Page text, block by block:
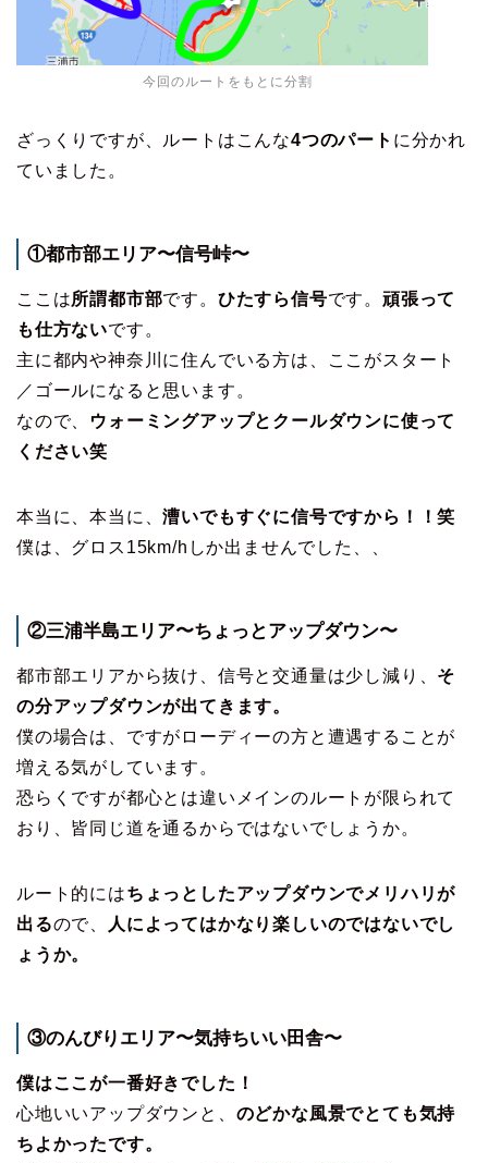
今回のルートをもとに分割
ざっくりですが、ルートはこんな4つのパート に分かれ
ていました。
①都市部エリア〜信号峠〜
ここは所謂都市部です。 ひたすら信号です。頑張って
も仕方ないです。
主に都内や神奈川に住んでいる方は、ここがスタート
／ゴールになると思います。
なので、
ウォーミングアップとクールダウンに使って
ください笑
本当に、本当に、漕いでもすぐに信号ですから！！笑
僕は、グロス15km/hしか出ませんでした、、
②三浦半島エリア〜ちょっとアップダウン〜
都市部エリアから抜け、信号と交通量は少し減り、 そ
の分アップダウンが出てきます。
僕の場合は、ですがローディーの方と遭遇することが
増える気がしています。
恐らくですが都心とは違いメインのルートが限られて
おり、皆同じ道を通るからではないでしょうか。
ルート的にはちょっとしたアップダウンでメリハリが
出るので、
人によってはかなり楽しいのではないでし
ょうか。
③のんびりエリア〜気持ちいい田舎〜
僕はここが一番好きでした！
心地いいアップダウンと、 のどかな風景でとても気持
ちよかったです。